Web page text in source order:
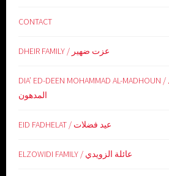
CONTACT
DHEIR FAMILY / عزت ضهير
DIA’ ED-DEEN MOHAMMAD AL-MADHOUN / ضياء الدين محمد
المدهون
EID FADHELAT / عيد فضلات
ELZOWIDI FAMILY / عائلة الزويدي